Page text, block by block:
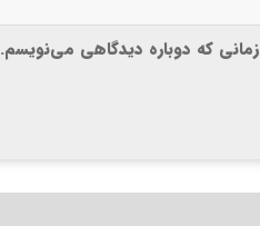
که دوباره دیدگاهی می‌نویسم.